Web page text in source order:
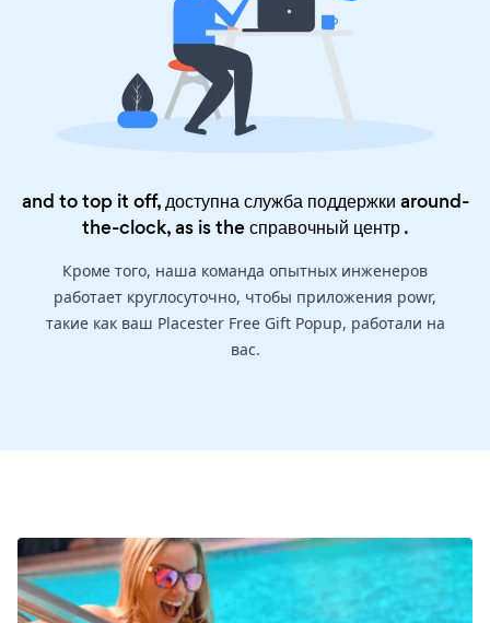
and to top it off, доступна служба поддержки around-
the-clock, as is theсправочный центр.
Кроме того, наша команда опытных инженеров
работает круглосуточно, чтобы приложения powr,
такие как ваш Placester Free Gift Popup, работали на
вас.